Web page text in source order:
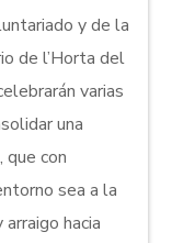
y de la
de l’Horta del
varias
una
que con
sea a la
hacia